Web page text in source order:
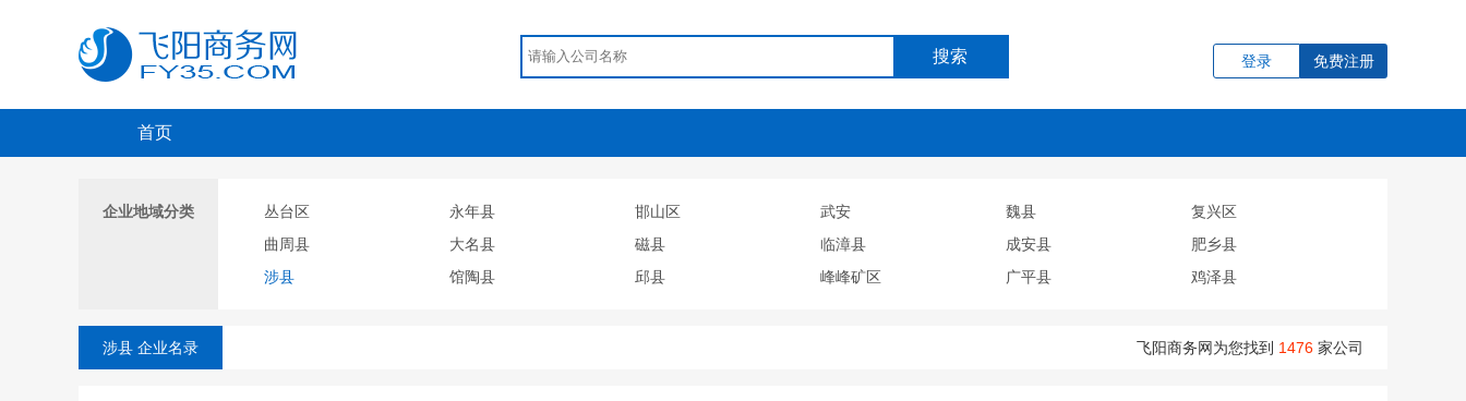
搜索 登录 免费注册
首页
企业地域分类 丛台区 永年县 邯山区 武安 魏县
复兴区
曲周县
大名县 磁县 临漳县 成安县
肥乡县
涉县
馆陶县 邱县 峰峰矿区 广平县 鸡泽县
涉县 企业名录 飞阳商务网为您找到 1476 家公司